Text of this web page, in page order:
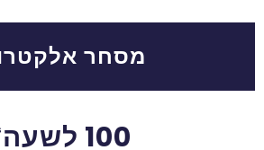
מסחר
100 לשעה